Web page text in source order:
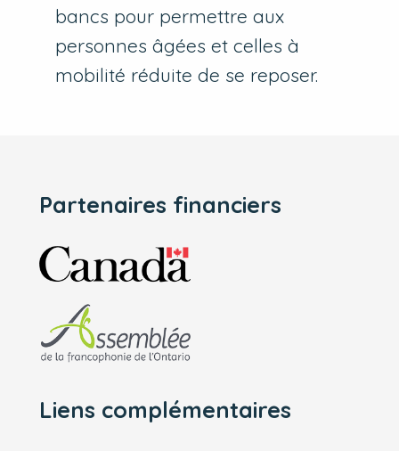
bancs pour permettre aux
personnes âgées et celles à
mobilité réduite de se reposer.
Partenaires financiers
Liens complémentaires